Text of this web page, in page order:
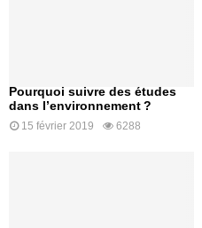
Pourquoi suivre des études
dans l’environnement ?
15 février 2019 6288